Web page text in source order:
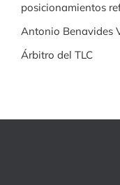
posicionamientos
Antonio Benavides
Árbitro del TLC